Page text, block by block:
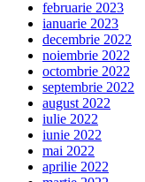
februarie 2023
ianuarie 2023
decembrie 2022
noiembrie 2022
octombrie 2022
septembrie 2022
august 2022
iulie 2022
iunie 2022
mai 2022
aprilie 2022